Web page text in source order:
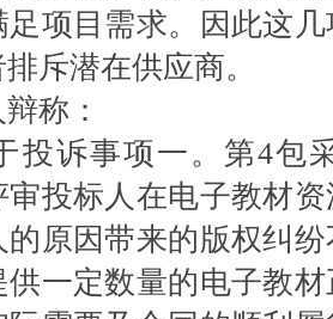
项目需求。因此这
斥潜在供应商。
称：
投诉事项一。第4包
投标人在电子教材
原因带来的版权纠
供一定数量的电子教